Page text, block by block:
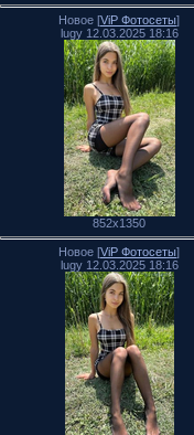
Новое [ViP Фотосеты]
lugy 12.03.2025 18:16
852x1350
Новое [ViP Фотосеты]
lugy 12.03.2025 18:16